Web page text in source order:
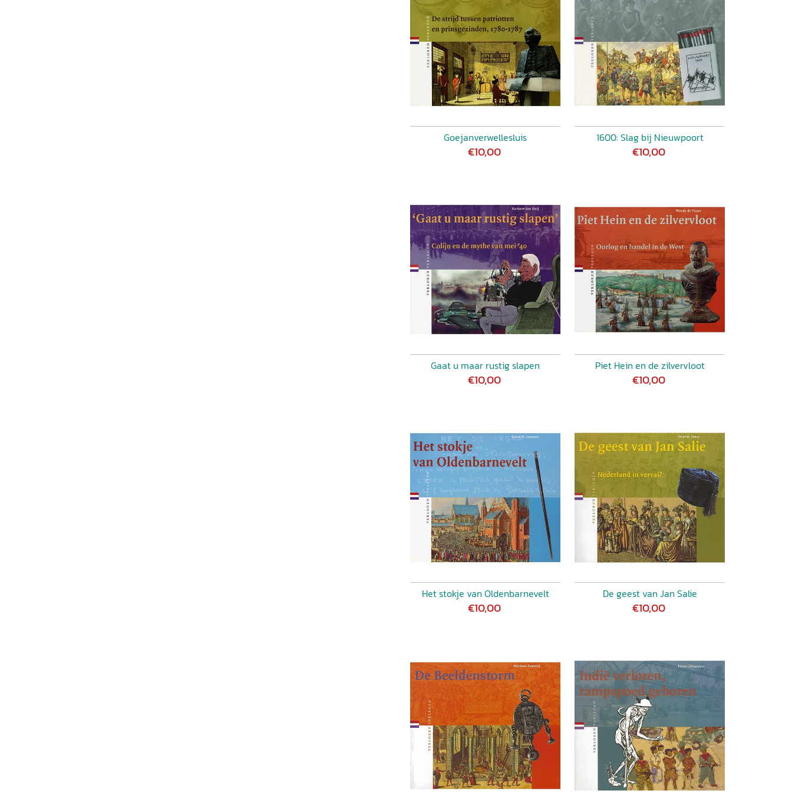
Goejanverwellesluis
€10,00
1600: Slag bij Nieuwpoort
€10,00
Gaat u maar rustig slapen
€10,00
Piet Hein en de zilvervloot
€10,00
Het stokje van Oldenbarnevelt
€10,00
De geest van Jan Salie
€10,00